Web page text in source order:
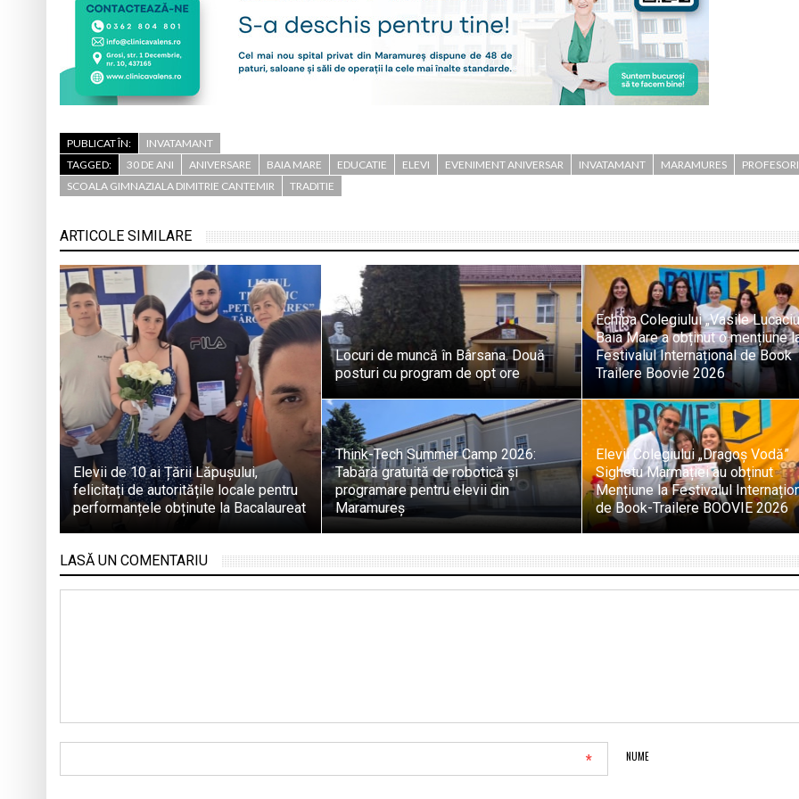
PUBLICAT ÎN:
INVATAMANT
TAGGED:
30 DE ANI ANIVERSARE BAIA MARE EDUCATIE ELEVI EVENIMENT ANIVERSAR INVATAMANT MARAMURES
PROFESORI
SCOALA GIMNAZIALA DIMITRIE CANTEMIR
TRADITIE
ARTICOLE SIMILARE
Elevii de 10 ai Țării Lăpușului,
felicitați de autoritățile locale pentru
performanțele obținute la Bacalaureat
Locuri de muncă în Bârsana. Două
posturi cu program de opt ore
Echipa Colegiului „Vasile
Baia Mare a obținut o mențiune
Festivalul Internațional de Book
Trailere Boovie 2026
Think-Tech Summer Camp 2026:
Tabără gratuită de robotică și
programare pentru elevii din
Maramureș
Elevii Colegiului „Dragoș Vodă”
Sighetu Marmației au obținut
Mențiune la Festivalul
de Book-Trailere BOOVIE 2026
LASĂ UN COMENTARIU
NUME
*